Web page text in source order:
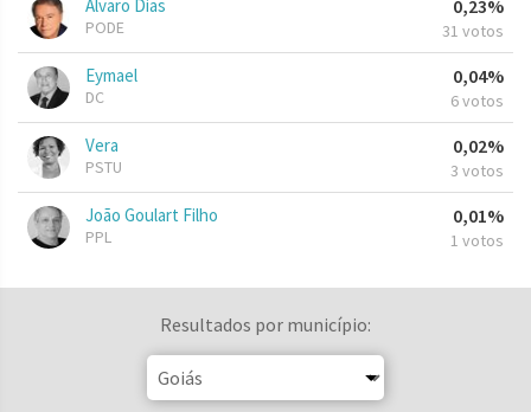
Alvaro Dias
PODE
0,23%
31 votos
Eymael
DC
0,04%
6 votos
Vera
PSTU
0,02%
3 votos
João Goulart Filho
PPL
0,01%
1 votos
Resultados por município: